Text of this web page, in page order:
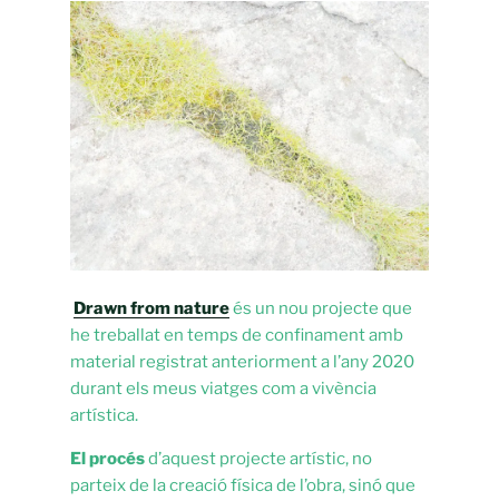
Drawn from natureés un nou projecte que
he treballat en temps de confinament amb
material registrat anteriorment a l’any 2020
durant els meus viatges com a vivència
artística.
El procésd’aquest projecte artístic, no
parteix de la creació física de l’obra, sinó que